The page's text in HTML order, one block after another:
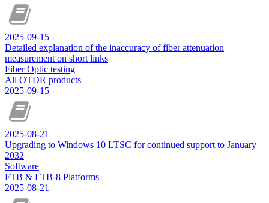
2025-09-15
Detailed explanation of the inaccuracy of fiber attenuation
measurement on short links
Fiber Optic testing
All OTDR products
2025-09-15
2025-08-21
Upgrading to Windows 10 LTSC for continued support to January
2032
Software
FTB & LTB-8 Platforms
2025-08-21